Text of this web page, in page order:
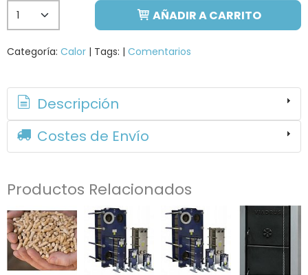
AÑADIR A CARRITO
Categoría: Calor | Tags: | Comentarios
Descripción
Costes de Envío
Productos Relacionados